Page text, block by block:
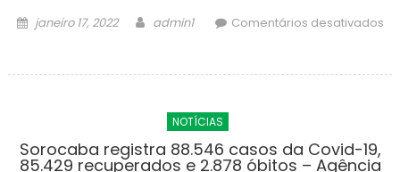
Posted
janeiro 17, 2022 Author
admin1
Comentários desativados
frustram
tentativa
de
NOTÍCIAS
Sorocaba registra 88.546 casos da Covid-19,
85.429 recuperados e 2.878 óbitos – Agência